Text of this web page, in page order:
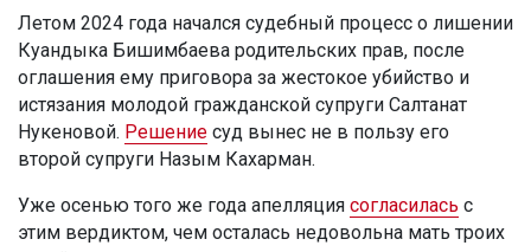
Летом 2024 года начался судебный процесс о лишении
Куандыка Бишимбаева родительских прав, после
оглашения ему приговора за жестокое убийство и
истязания молодой гражданской супруги Салтанат
Нукеновой. Решение суд вынес не в пользу его
второй супруги Назым Кахарман.
Уже осенью того же года апелляция согласилась с
этим вердиктом, чем осталась недовольна мать троих